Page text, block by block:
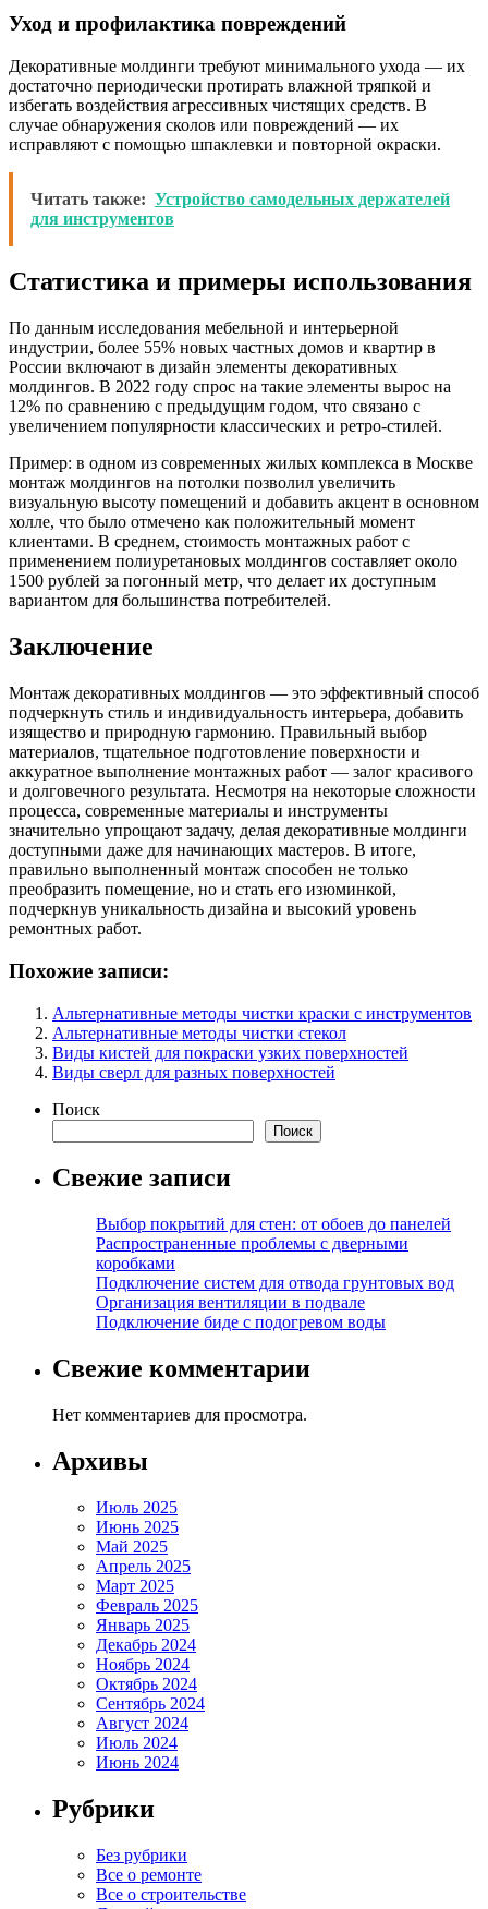
Уход и профилактика повреждений
Декоративные молдинги требуют минимального ухода — их
достаточно периодически протирать влажной тряпкой и
избегать воздействия агрессивных чистящих средств. В
случае обнаружения сколов или повреждений — их
исправляют с помощью шпаклевки и повторной окраски.
Читать также: Устройство самодельных держателей
для инструментов
Статистика и примеры использования
По данным исследования мебельной и интерьерной
индустрии, более 55% новых частных домов и квартир в
России включают в дизайн элементы декоративных
молдингов. В 2022 году спрос на такие элементы вырос на
12% по сравнению с предыдущим годом, что связано с
увеличением популярности классических и ретро-стилей.
Пример: в одном из современных жилых комплекса в Москве
монтаж молдингов на потолки позволил увеличить
визуальную высоту помещений и добавить акцент в основном
холле, что было отмечено как положительный момент
клиентами. В среднем, стоимость монтажных работ с
применением полиуретановых молдингов составляет около
1500 рублей за погонный метр, что делает их доступным
вариантом для большинства потребителей.
Заключение
Монтаж декоративных молдингов — это эффективный способ
подчеркнуть стиль и индивидуальность интерьера, добавить
изящество и природную гармонию. Правильный выбор
материалов, тщательное подготовление поверхности и
аккуратное выполнение монтажных работ — залог красивого
и долговечного результата. Несмотря на некоторые сложности
процесса, современные материалы и инструменты
значительно упрощают задачу, делая декоративные молдинги
доступными даже для начинающих мастеров. В итоге,
правильно выполненный монтаж способен не только
преобразить помещение, но и стать его изюминкой,
подчеркнув уникальность дизайна и высокий уровень
ремонтных работ.
Похожие записи:
Альтернативные методы чистки краски с инструментов
Альтернативные методы чистки стекол
Виды кистей для покраски узких поверхностей
Виды сверл для разных поверхностей
Поиск
Поиск
Свежие записи
Выбор покрытий для стен: от обоев до панелей
Распространенные проблемы с дверными
коробками
Подключение систем для отвода грунтовых вод
Организация вентиляции в подвале
Подключение биде с подогревом воды
Свежие комментарии
Нет комментариев для просмотра.
Архивы
Июль 2025
Июнь 2025
Май 2025
Апрель 2025
Март 2025
Февраль 2025
Январь 2025
Декабрь 2024
Ноябрь 2024
Октябрь 2024
Сентябрь 2024
Август 2024
Июль 2024
Июнь 2024
Рубрики
Без рубрики
Все о ремонте
Все о строительстве